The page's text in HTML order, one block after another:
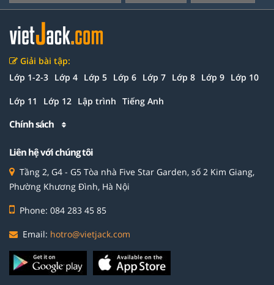
Giải bài tập:
Lớp 1-2-3 Lớp 4 Lớp 5 Lớp 6 Lớp 7 Lớp 8 Lớp 9 Lớp 10
Lớp 11 Lớp 12 Lập trình Tiếng Anh
Chính sách
Liên hệ với chúng tôi
Tầng 2, G4 - G5 Tòa nhà Five Star Garden, số 2 Kim Giang,
Phường Khương Đình, Hà Nội
Phone: 084 283 45 85
Email: hotro@vietjack.com